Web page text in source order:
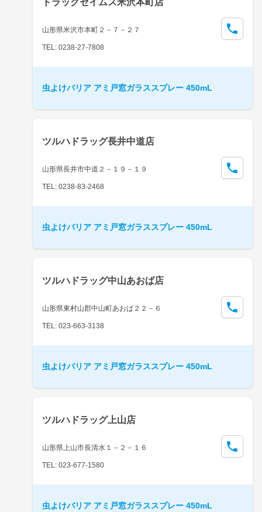
山形県米沢市本町２－７－２７
TEL: 0238-27-7808
虫よけバリア アミ戸窓ガラススプレー 450mL
ツルハドラッグ長井中道店
山形県長井市中道２－１９－１９
TEL: 0238-83-2468
虫よけバリア アミ戸窓ガラススプレー 450mL
ツルハドラッグ中山あおば店
山形県東村山郡中山町あおば２２－６
TEL: 023-663-3138
虫よけバリア アミ戸窓ガラススプレー 450mL
ツルハドラッグ上山店
山形県上山市長清水１－２－１６
TEL: 023-677-1580
虫よけバリア アミ戸窓ガラススプレー 450mL